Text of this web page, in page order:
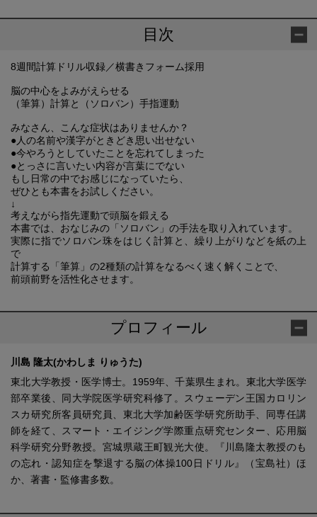
目次
8週間計算ドリル収録／横書きフォーム採用
脳の中心をよみがえらせる
（筆算）計算と（ソロバン）手指運動
みなさん、こんな症状はありませんか？
●人の名前や漢字がときどき思い出せない
●今やろうとしていたことを忘れてしまった
●とっさに言いたい内容が言葉にでない
もし日常の中でお感じになっていたら、
ぜひとも本書をお試しください。
↓
考えながら指先運動で頭脳を鍛える
本書では、おなじみの「ソロバン」の手法を取り入れています。
実際に指でソロバン珠をはじく計算と、繰り上がりなどを紙の上
で
計算する「筆算」の2種類の計算をなるべく速く解くことで、
前頭前野を活性化させます。
プロフィール
川島 隆太(かわしま りゅうた)
東北大学教授・医学博士。1959年、千葉県生まれ。東北大学医学
部卒業後、同大学院医学研究科修了。スウェーデン王国カロリン
スカ研究所客員研究員、東北大学加齢医学研究所助手、同専任講
師を経て、スマート・エイジング学際重点研究センター、応用脳
科学研究分野教授。宮城県蔵王町観光大使。『川島隆太教授のも
の忘れ・認知症を撃退する脳の体操100日ドリル』（宝島社）ほ
か、著書・監修書多数。